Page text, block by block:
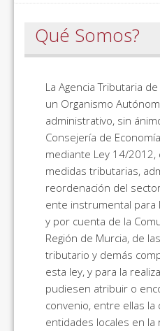
Qué Somos?
La Agencia Tributaria
un Organismo
administrativo, sin
Consejería de
mediante Ley 14/
medidas tributarias,
reordenación del
ente instrumental para
y por cuenta de la
Región de Murcia, de
tributario y demás
esta ley, y para la
pudiesen atribuir o
convenio, entre ellas la
entidades locales en la